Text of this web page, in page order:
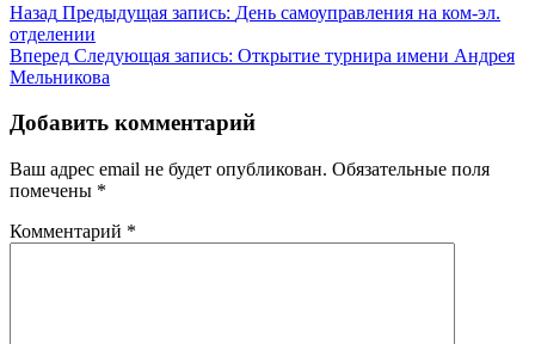
Назад Предыдущая запись: День самоуправления на ком-эл.
отделении
Вперед Следующая запись: Открытие турнира имени Андрея
Мельникова
Добавить комментарий
Ваш адрес email не будет опубликован. Обязательные поля
помечены *
Комментарий *